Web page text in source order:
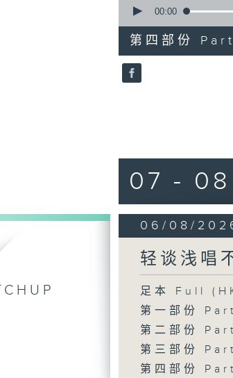
seconds
56
minutes,
9
seconds
90%
00:00
第四部份
07 - 08
06/08/
轻谈浅唱
足本 Full
第一部份
第二部份
第三部份
第四部份